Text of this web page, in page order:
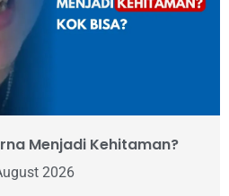
Menjadi Kehitaman?
2026